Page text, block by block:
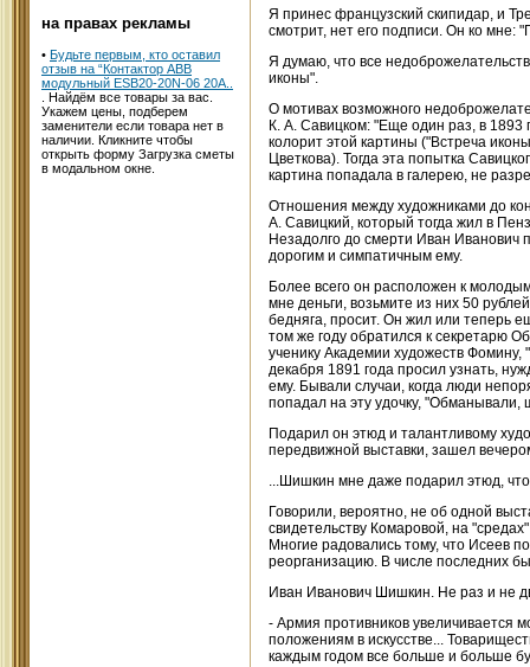
на правах рекламы
• Будьте первым, кто оставил
отзыв на “Контактор АВВ
модульный ESB20-20N-06 20А..
. Найдём все товары за вас.
Укажем цены, подберем
заменители если товара нет в
наличии. Кликните чтобы
открыть форму Загрузка сметы
в модальном окне.
Я принес французский скипидар, и
смотрит, нет его подписи. Он ко мне:
Я думаю, что все
иконы".
О мотивах возможного
К. А. Савицком: "Еще один раз, в 1893
колорит этой картины ("Встреча
Цветкова). Тогда эта попытка
картина попадала в галерею, не
Отношения между художниками до
А. Савицкий, который тогда жил в
Незадолго до смерти Иван Иванович
дорогим и симпатичным ему.
Более всего он расположен к
мне деньги, возьмите из них 50
бедняга, просит. Он жил или теперь
том же году обратился к секретарю
ученику Академии художеств Фомину,
декабря 1891 года просил узнать,
ему. Бывали случаи, когда люди
попадал на эту удочку,
Подарил он этюд и талантливому
передвижной выставки, зашел
...Шишкин мне даже подарил этюд,
Говорили, вероятно, не об одной
свидетельству Комаровой, на
Многие радовались тому, что Исеев
реорганизацию. В числе последних
Иван Иванович Шишкин. Не раз и не
- Армия противников увеличивается
положениям в искусстве...
каждым годом все больше и больше